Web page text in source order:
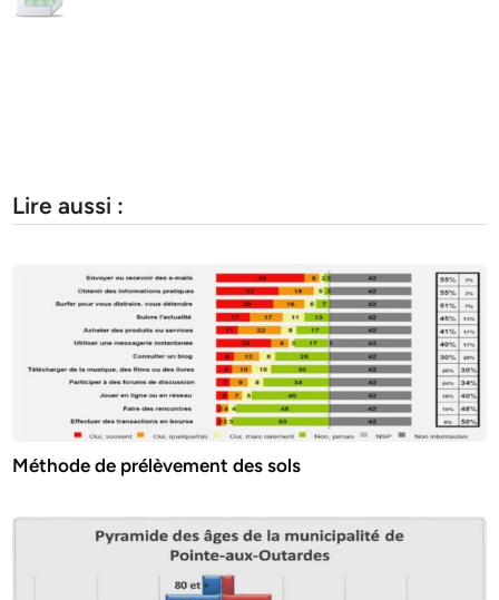
Lire aussi :
Méthode de prélèvement des sols